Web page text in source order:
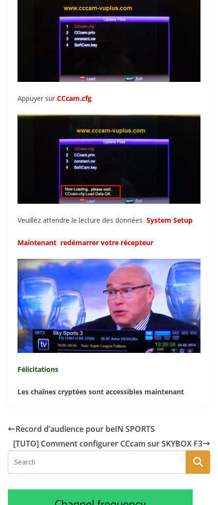
Appuyer sur CCcam.cfg
Veuillez attendre le lecture des données System Setup
Maintenant redémarrer votre récepteur
Félicitations
Les chaînes cryptées sont accessibles maintenant
Record d’audience pour beIN SPORTS
[TUTO] Comment configurer CCcam sur SKYBOX F3